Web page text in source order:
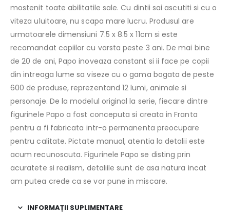
mostenit toate abilitatile sale. Cu dintii sai ascutiti si cu o
viteza uluitoare, nu scapa mare lucru. Produsul are
urmatoarele dimensiuni 7.5 x 8.5 x 11cm si este
recomandat copiilor cu varsta peste 3 ani. De mai bine
de 20 de ani, Papo inoveaza constant si ii face pe copii
din intreaga lume sa viseze cu o gama bogata de peste
600 de produse, reprezentand 12 lumi, animale si
personaje. De la modelul original la serie, fiecare dintre
figurinele Papo a fost conceputa si creata in Franta
pentru a fi fabricata intr-o permanenta preocupare
pentru calitate. Pictate manual, atentia la detalii este
acum recunoscuta. Figurinele Papo se disting prin
acuratete si realism, detaliile sunt de asa natura incat
am putea crede ca se vor pune in miscare.
INFORMAȚII SUPLIMENTARE